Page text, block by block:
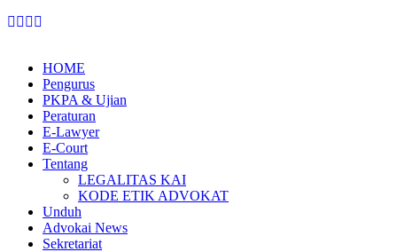
HOME
Pengurus
PKPA & Ujian
Peraturan
E-Lawyer
E-Court
Tentang
LEGALITAS KAI
KODE ETIK ADVOKAT
Unduh
Advokai News
Sekretariat